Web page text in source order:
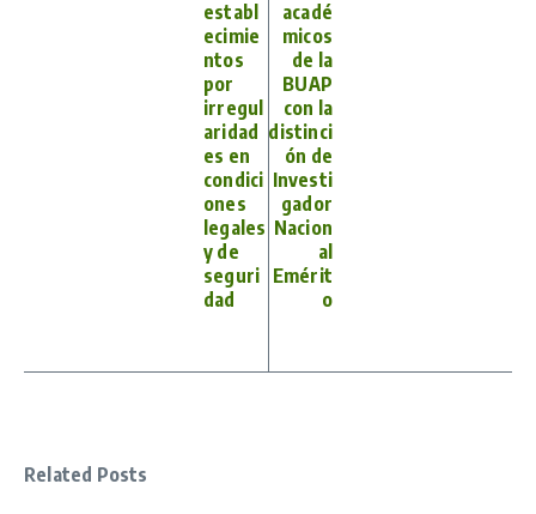
establ
ecimie
ntos
por
irregul
aridad
es en
condici
ones
legales
y de
seguri
dad
acadé
micos
de la
BUAP
con la
distinci
ón de
Investi
gador
Nacion
al
Emérit
o
Related Posts